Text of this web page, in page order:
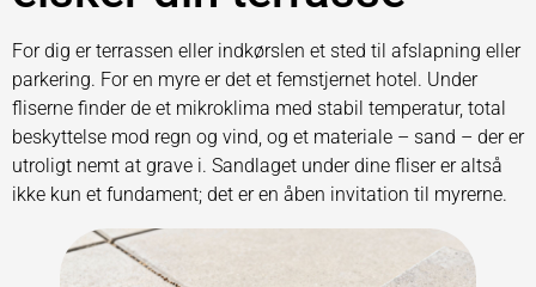
For dig er terrassen eller indkørslen et sted til afslapning eller
parkering. For en myre er det et femstjernet hotel. Under
fliserne finder de et mikroklima med stabil temperatur, total
beskyttelse mod regn og vind, og et materiale – sand – der er
utroligt nemt at grave i. Sandlaget under dine fliser er altså
ikke kun et fundament; det er en åben invitation til myrerne.